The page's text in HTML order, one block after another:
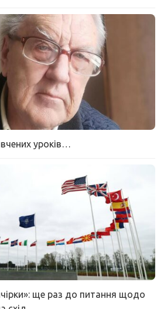
уроків…
ще раз до питання щодо